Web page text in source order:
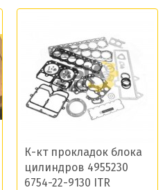
К-кт прокладок блока
цилиндров 4955230
6754-22-9130 ITR